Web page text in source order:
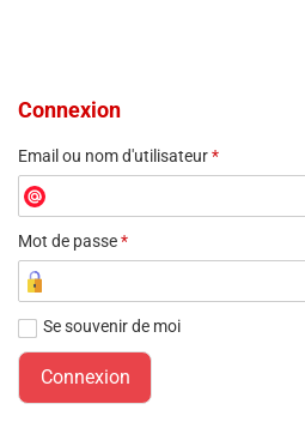
Connexion
Email ou nom d'utilisateur*
Mot de passe*
Se souvenir de moi